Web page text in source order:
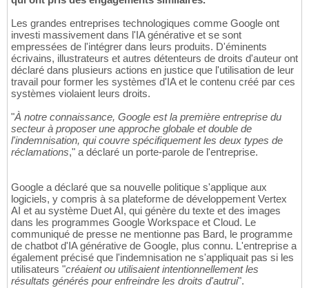
Les grandes entreprises technologiques comme Google ont
investi massivement dans l'IA générative et se sont
empressées de l'intégrer dans leurs produits. D'éminents
écrivains, illustrateurs et autres détenteurs de droits d'auteur ont
déclaré dans plusieurs actions en justice que l'utilisation de leur
travail pour former les systèmes d'IA et le contenu créé par ces
systèmes violaient leurs droits.
"À notre connaissance, Google est la première entreprise du
secteur à proposer une approche globale et double de
l'indemnisation, qui couvre spécifiquement les deux types de
réclamations," a déclaré un porte-parole de l'entreprise.
Google a déclaré que sa nouvelle politique s'applique aux
logiciels, y compris à sa plateforme de développement Vertex
AI et au système Duet AI, qui génère du texte et des images
dans les programmes Google Workspace et Cloud. Le
communiqué de presse ne mentionne pas Bard, le programme
de chatbot d'IA générative de Google, plus connu. L'entreprise a
également précisé que l'indemnisation ne s'appliquait pas si les
utilisateurs "créaient ou utilisaient intentionnellement les
résultats générés pour enfreindre les droits d'autrui".